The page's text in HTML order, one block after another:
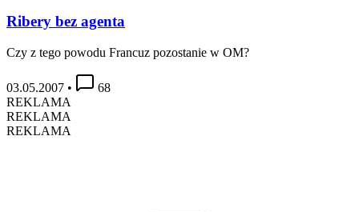
Ribery bez agenta
Czy z tego powodu Francuz pozostanie w OM?
03.05.2007 •
68
REKLAMA
REKLAMA
REKLAMA